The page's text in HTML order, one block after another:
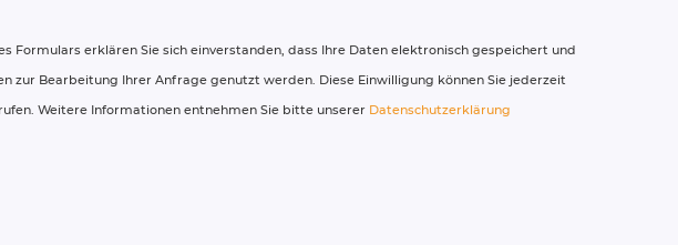
Formulars erklären Sie sich einverstanden, dass Ihre Daten elektronisch gespeichert und
zur Bearbeitung Ihrer Anfrage genutzt werden. Diese Einwilligung können Sie jederzeit
Weitere Informationen entnehmen Sie bitte unserer Datenschutzerklärung